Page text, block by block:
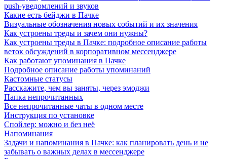
push-уведомлений и звуков
Какие есть бейджи в Пачке
Визуальные обозначения новых событий и их значения
Как устроены треды и зачем они нужны?
Как устроены треды в Пачке: подробное описание работы
веток обсуждений в корпоративном мессенджере
Как работают упоминания в Пачке
Подробное описание работы упоминаний
Кастомные статусы
Расскажите, чем вы заняты, через эмоджи
Папка непрочитанных
Все непрочитанные чаты в одном месте
Инструкция по установке
Спойлер: можно и без неё
Напоминания
Задачи и напоминания в Пачке: как планировать день и не
забывать о важных делах в мессенджере